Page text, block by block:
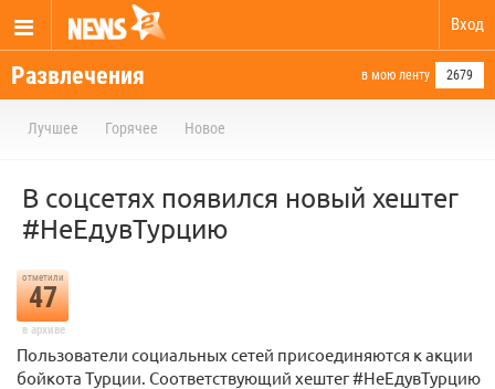
Вход
Развлечения в мою ленту 2679
Лучшее Горячее Новое
В соцсетях появился новый хештег
#НеЕдувТурцию
отметили
47
в архиве
Пользователи социальных сетей присоединяются к акции
бойкота Турции. Соответствующий хештег #НеЕдувТурцию